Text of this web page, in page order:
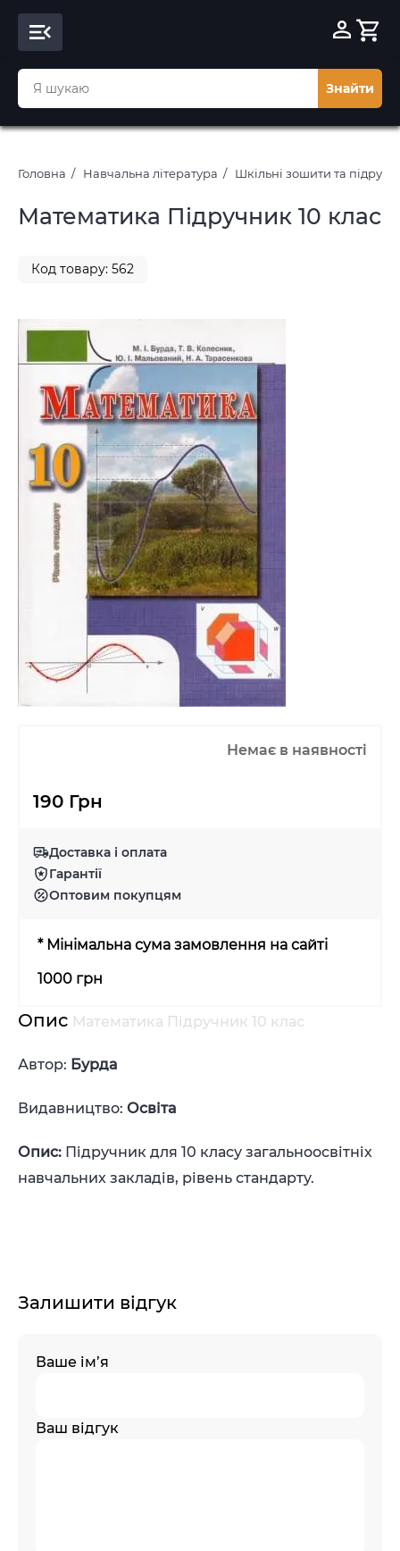
Знайти
Головна Навчальна література Шкільні зошити та
Математика Підручник 10 клас
Код товару: 562
Немає в наявності
190 Грн
Доставка і оплата
Гарантії
Оптовим покупцям
* Мінімальна сума замовлення на сайті
1000 грн
Опис Математика Підручник 10 клас
Автор: Бурда
Видавництво: Освіта
Опис: Підручник для 10 класу загальноосвітніх
навчальних закладів, рівень стандарту.
Залишити відгук
Ваше ім’я
Ваш відгук